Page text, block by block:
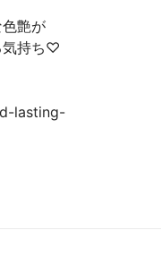
艶が
気持ち♡
lasting-